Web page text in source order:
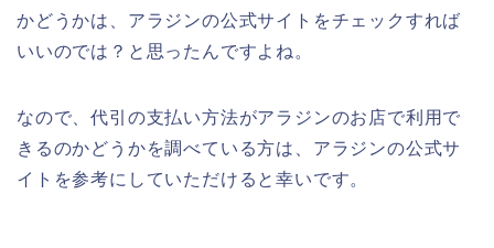
かどうかは、アラジンの公式サイトをチェックすれば
いいのでは？と思ったんですよね。
なので、代引の支払い方法がアラジンのお店で利用で
きるのかどうかを調べている方は、アラジンの公式サ
イトを参考にしていただけると幸いです。